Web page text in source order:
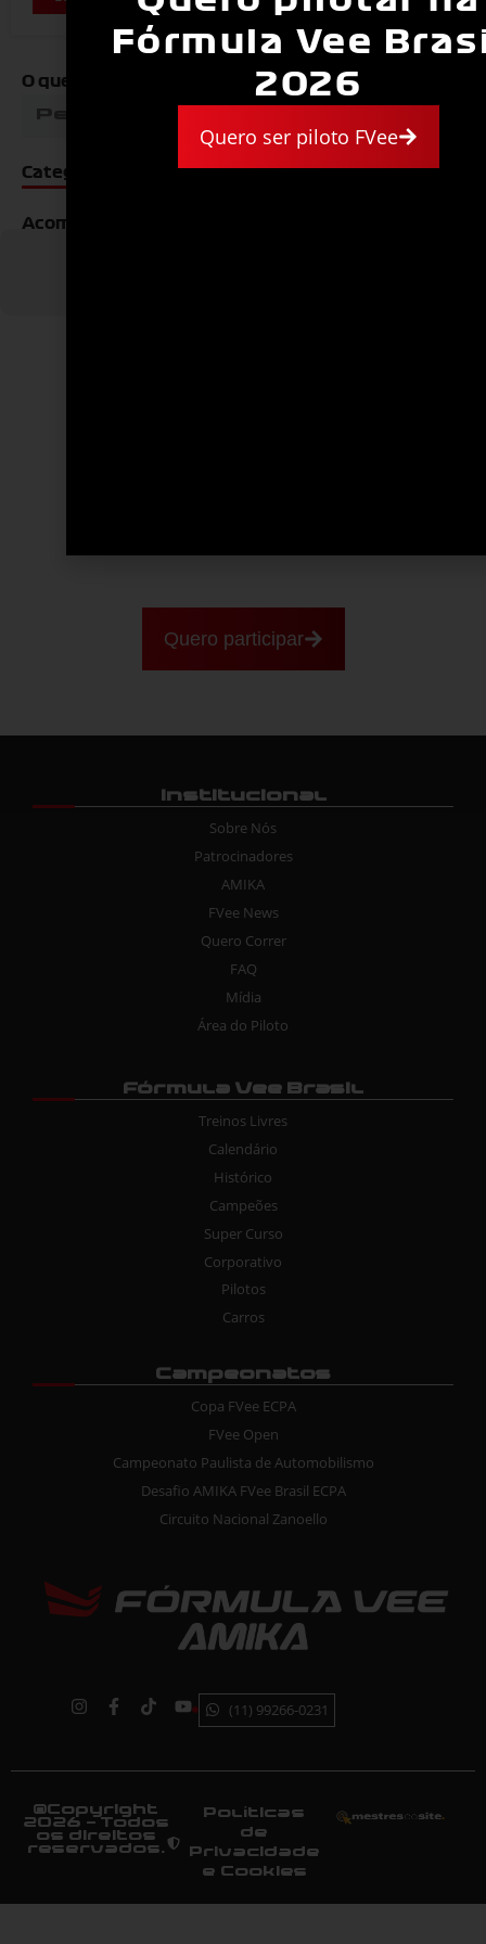
O que você está procurando?
Categorias
Acompanhes Nossas Redes
melhor:você também pode estar entre eles em
Quero participar
Institucional
Sobre Nós
Patrocinadores
AMIKA
FVee News
Quero Correr
FAQ
Mídia
Área do Piloto
Fórmula Vee Brasil
Treinos Livres
Calendário
Histórico
Campeões
Super Curso
Corporativo
Pilotos
Carros
Campeonatos
Copa FVee ECPA
FVee Open
Campeonato Paulista de Automobilismo
Desafio AMIKA FVee Brasil ECPA
Circuito Nacional Zanoello
(11) 99266-0231
©Copyright
2026 - Todos
os direitos
reservados.
Políticas
de
Privacidade
e Cookies
Fórmula Vee
2026
Quero ser piloto FVee